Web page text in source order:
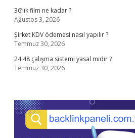
36’lık film ne kadar ?
Ağustos 3, 2026
Şirket KDV ödemesi nasıl yapılır ?
Temmuz 30, 2026
24 48 çalışma sistemi yasal mıdır ?
Temmuz 30, 2026